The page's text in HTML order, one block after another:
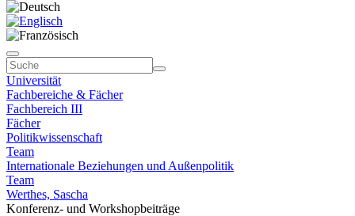
Universität
Fachbereiche & Fächer
Fachbereich III
Fächer
Politikwissenschaft
Team
Internationale Beziehungen und Außenpolitik
Team
Werthes, Sascha
Konferenz- und Workshopbeiträge